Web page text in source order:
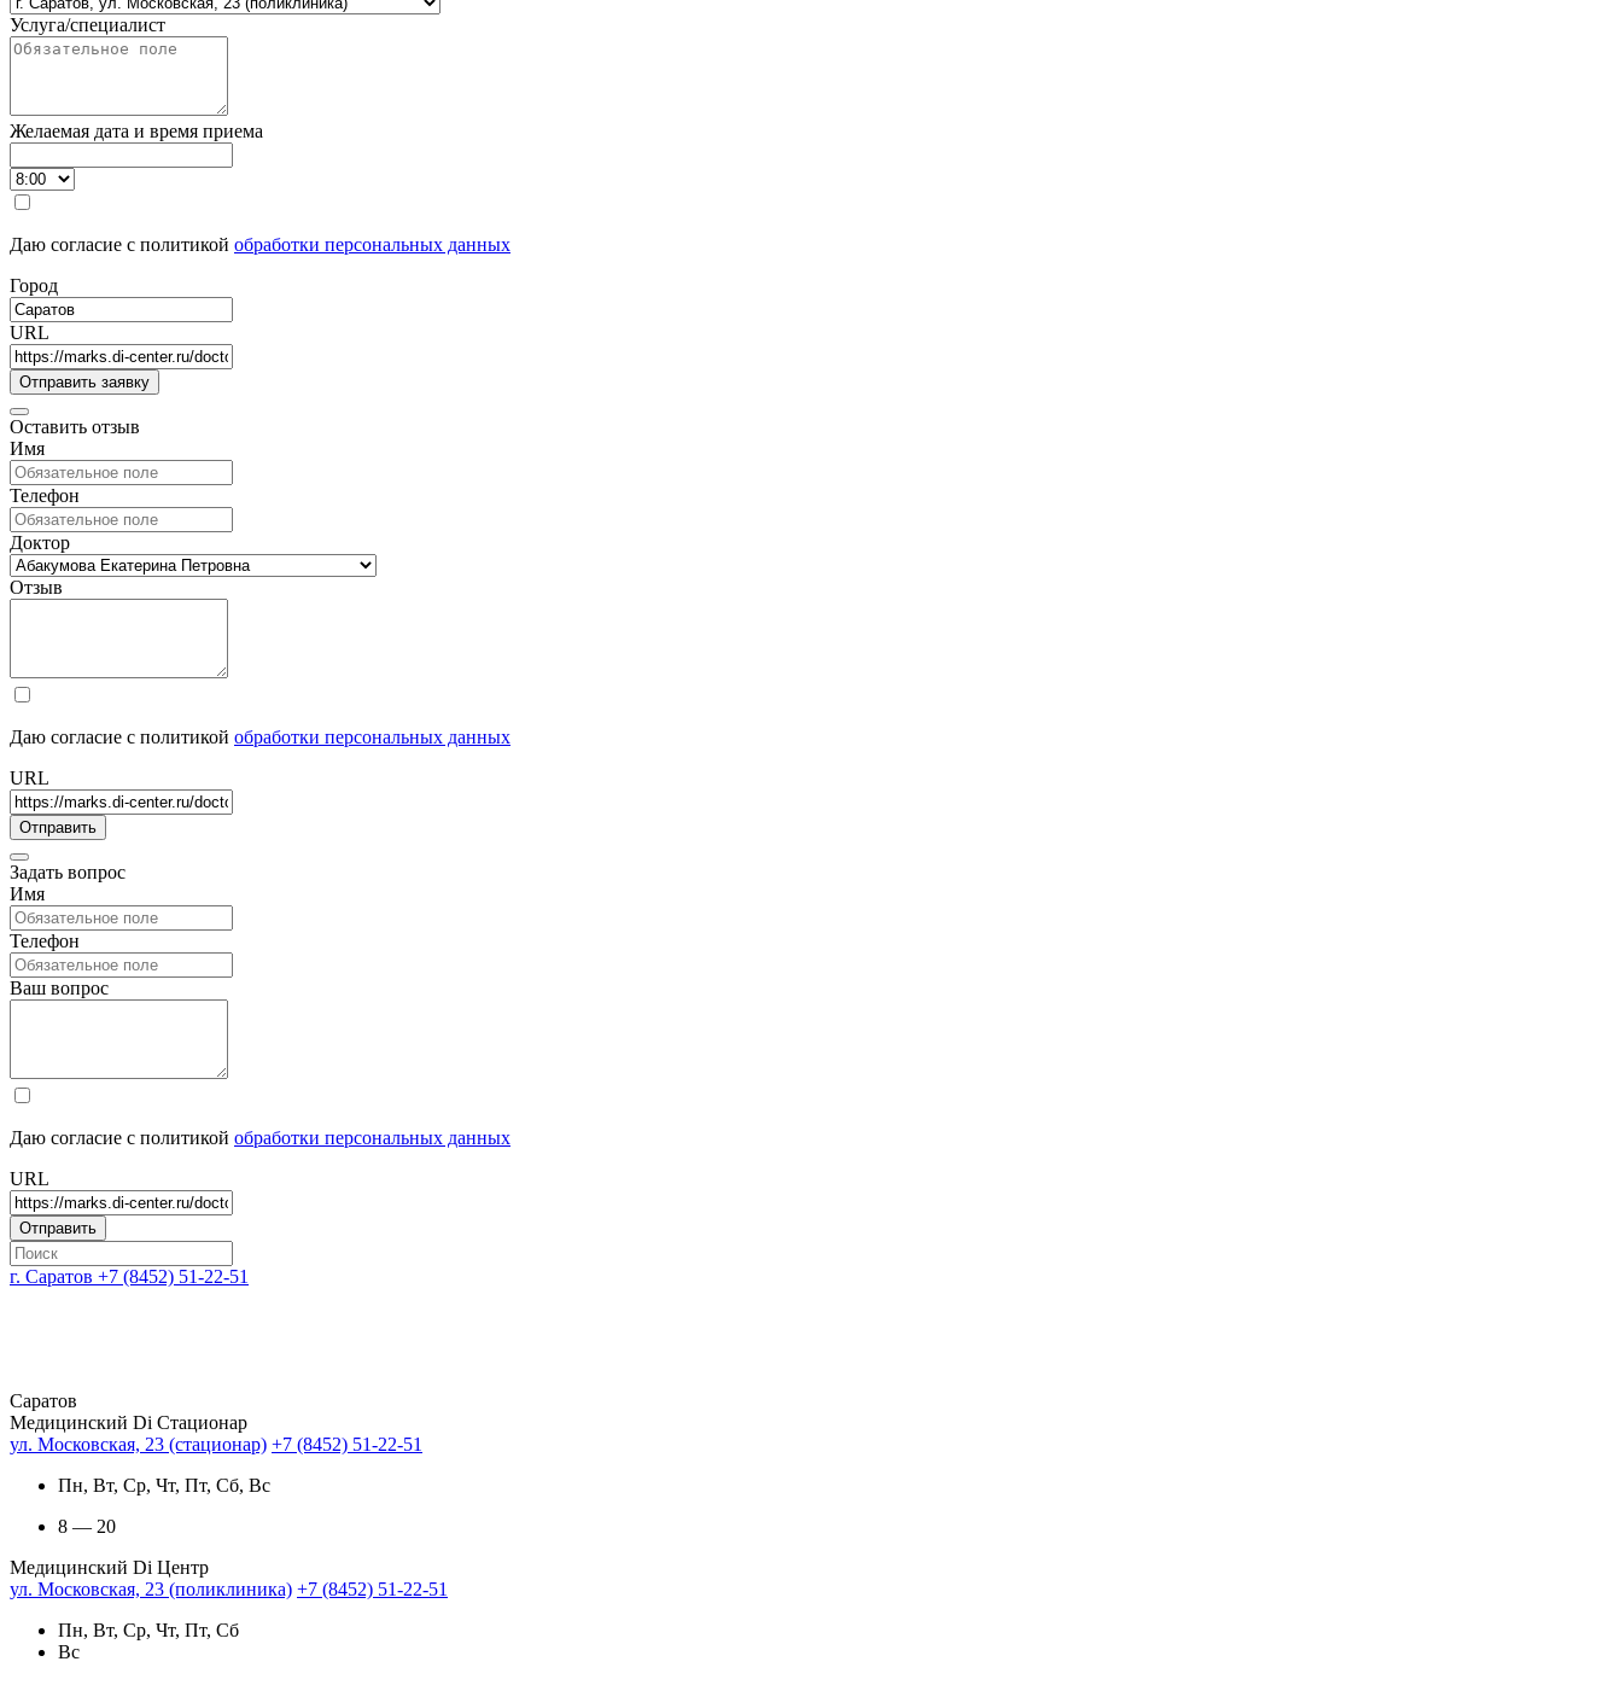
Услуга/специалист
Желаемая дата и время приема
Даю согласие с политикой обработки персональных данных
Город
URL
Оставить отзыв
Имя
Телефон
Доктор
Отзыв
Даю согласие с политикой обработки персональных данных
URL
Задать вопрос
Имя
Телефон
Ваш вопрос
Даю согласие с политикой обработки персональных данных
URL
г. Саратов +7 (8452) 51-22-51
Саратов
Медицинский Di Стационар
ул. Московская, 23 (стационар) +7 (8452) 51-22-51
Пн, Вт, Ср, Чт, Пт, Сб, Вс
8 — 20
Медицинский Di Центр
ул. Московская, 23 (поликлиника) +7 (8452) 51-22-51
Пн, Вт, Ср, Чт, Пт, Сб
Вс